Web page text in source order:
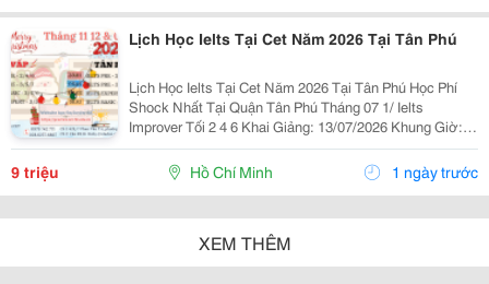
Lịch Học Ielts Tại Cet Năm 2026 Tại Tân Phú
Lịch Học Ielts Tại Cet Năm 2026 Tại Tân Phú Học Phí
Shock Nhất Tại Quận Tân Phú Tháng 07 1/ Ielts
Improver Tối 2 4 6 Khai Giảng: 13/07/2026 Khung Giờ:
18:00 Đến 21:00 Học Phí Ưu Đãi 5% Khi Đăng Ký 2/ Ielts
Basic Tối 3 5 7 Khai...
9 triệu Hồ Chí Minh 1 ngày trước
XEM THÊM